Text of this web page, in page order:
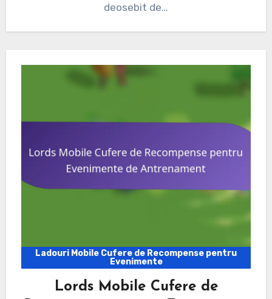
deosebit de…
Ladouri Mobile Cufere de Recompense pentru
Evenimente
Lords Mobile Cufere de